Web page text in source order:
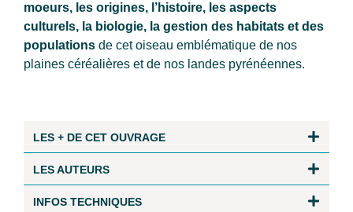
moeurs, les origines, l’histoire, les aspects
culturels, la biologie, la gestion des habitats et des
populations de cet oiseau emblématique de nos
plaines céréalières et de nos landes pyrénéennes.
LES + DE CET OUVRAGE
LES AUTEURS
INFOS TECHNIQUES